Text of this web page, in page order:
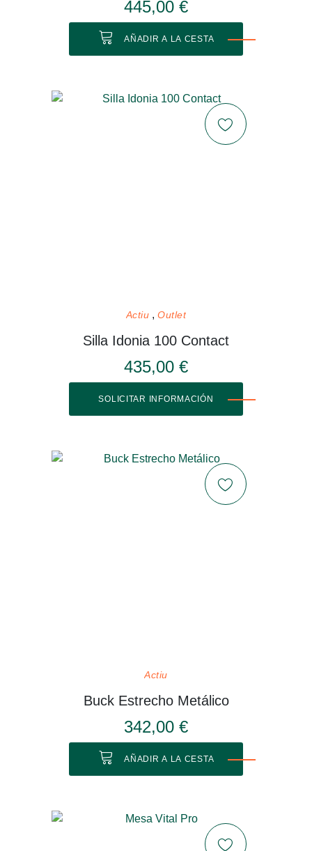
445,00 €
AÑADIR A LA CESTA
Actiu Outlet
Silla Idonia 100 Contact
435,00 €
SOLICITAR INFORMACIÓN
Actiu
Buck Estrecho Metálico
342,00 €
AÑADIR A LA CESTA